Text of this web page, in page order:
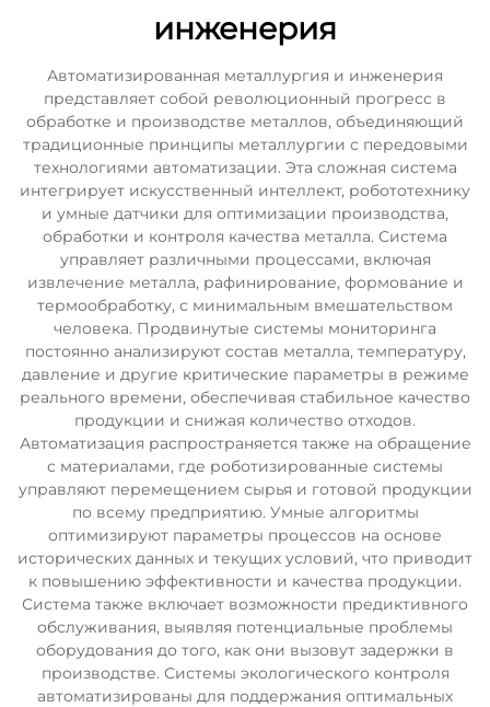
инженерия
Автоматизированная металлургия и инженерия
представляет собой революционный прогресс в
обработке и производстве металлов, объединяющий
традиционные принципы металлургии с передовыми
технологиями автоматизации. Эта сложная система
интегрирует искусственный интеллект, робототехнику
и умные датчики для оптимизации производства,
обработки и контроля качества металла. Система
управляет различными процессами, включая
извлечение металла, рафинирование, формование и
термообработку, с минимальным вмешательством
человека. Продвинутые системы мониторинга
постоянно анализируют состав металла, температуру,
давление и другие критические параметры в режиме
реального времени, обеспечивая стабильное качество
продукции и снижая количество отходов.
Автоматизация распространяется также на обращение
с материалами, где роботизированные системы
управляют перемещением сырья и готовой продукции
по всему предприятию. Умные алгоритмы
оптимизируют параметры процессов на основе
исторических данных и текущих условий, что приводит
к повышению эффективности и качества продукции.
Система также включает возможности предиктивного
обслуживания, выявляя потенциальные проблемы
оборудования до того, как они вызовут задержки в
производстве. Системы экологического контроля
автоматизированы для поддержания оптимальных